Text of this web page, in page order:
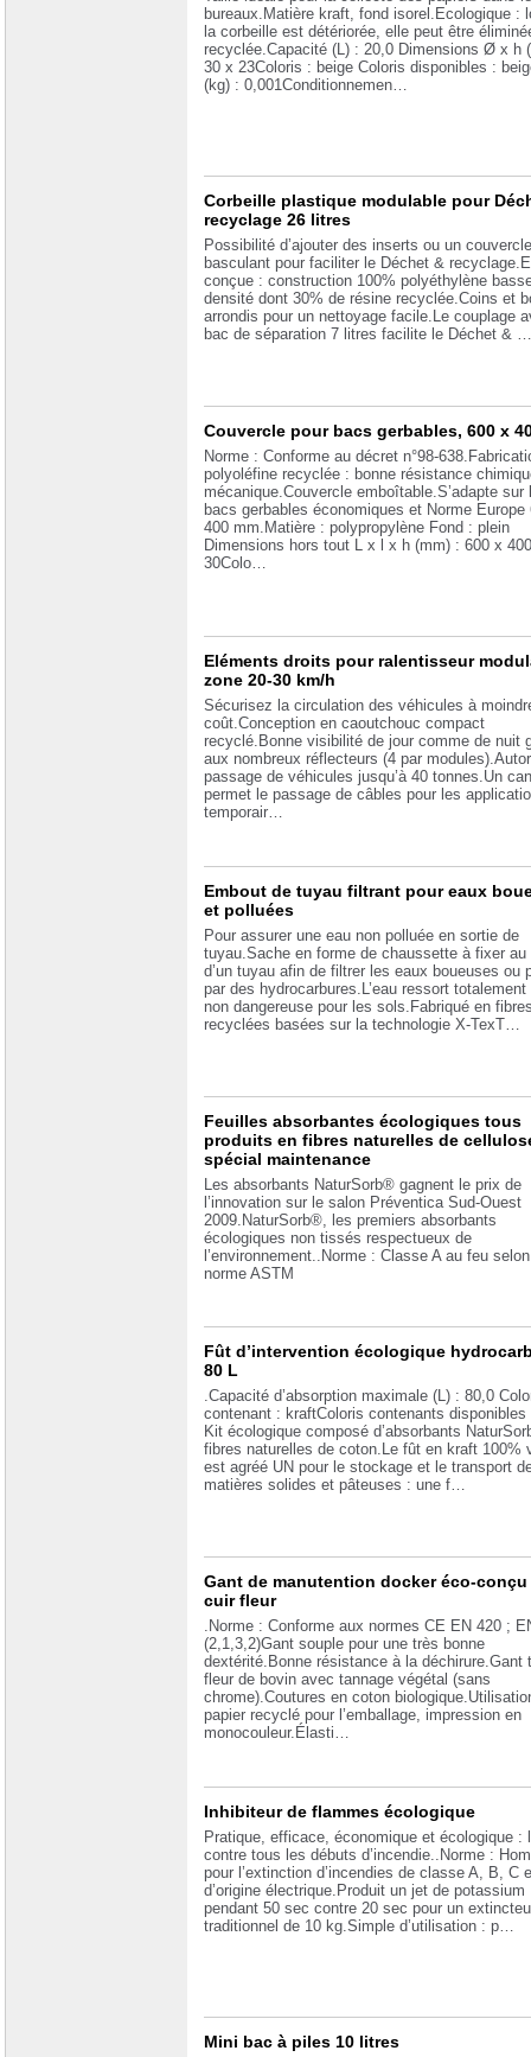
bureaux.Matière kraft, fond isorel.Ecologique :
la corbeille est détériorée, elle peut être
recyclée.Capacité (L) : 20,0 Dimensions Ø x h
30 x 23Coloris : beige Coloris disponibles :
(kg) : 0,001Conditionnemen…
Corbeille plastique modulable pour
recyclage 26 litres
Possibilité d’ajouter des inserts ou un couvercle
basculant pour faciliter le Déchet &
conçue : construction 100% polyéthylène
densité dont 30% de résine recyclée.Coins et
arrondis pour un nettoyage facile.Le couplage
bac de séparation 7 litres facilite le Déchet & …
Couvercle pour bacs gerbables, 600 x
Norme : Conforme au décret n°98-
polyoléfine recyclée : bonne résistance
mécanique.Couvercle emboîtable.S’adapte sur
bacs gerbables économiques et Norme Europe
400 mm.Matière : polypropylène Fond : plein
Dimensions hors tout L x l x h (mm) : 600 x
30Colo…
Eléments droits pour ralentisseur
zone 20-30 km/h
Sécurisez la circulation des véhicules à
coût.Conception en caoutchouc compact
recyclé.Bonne visibilité de jour comme de nuit
aux nombreux réflecteurs (4 par
passage de véhicules jusqu’à 40 tonnes.Un
permet le passage de câbles pour les
temporair…
Embout de tuyau filtrant pour eaux
et polluées
Pour assurer une eau non polluée en sortie de
tuyau.Sache en forme de chaussette à fixer au
d’un tuyau afin de filtrer les eaux boueuses ou
par des hydrocarbures.L’eau ressort
non dangereuse pour les sols.Fabriqué en
recyclées basées sur la technologie X-TexT…
Feuilles absorbantes écologiques tous
produits en fibres naturelles de
spécial maintenance
Les absorbants NaturSorb® gagnent le prix de
l’innovation sur le salon Préventica Sud-Ouest
2009.NaturSorb®, les premiers absorbants
écologiques non tissés respectueux de
l’environnement..Norme : Classe A au feu
norme ASTM
Fût d’intervention écologique
80 L
.Capacité d’absorption maximale (L) : 80,0
contenant : kraftColoris contenants disponibles
Kit écologique composé d’absorbants
fibres naturelles de coton.Le fût en kraft 100%
est agréé UN pour le stockage et le transport
matières solides et pâteuses : une f…
Gant de manutention docker éco-
cuir fleur
.Norme : Conforme aux normes CE EN 420 ;
(2,1,3,2)Gant souple pour une très bonne
dextérité.Bonne résistance à la déchirure.Gant
fleur de bovin avec tannage végétal (sans
chrome).Coutures en coton
papier recyclé pour l’emballage, impression en
monocouleur.Élasti…
Inhibiteur de flammes écologique
Pratique, efficace, économique et écologique :
contre tous les débuts d’incendie..Norme :
pour l’extinction d’incendies de classe A, B, C
d’origine électrique.Produit un jet de potassium
pendant 50 sec contre 20 sec pour un
traditionnel de 10 kg.Simple d’utilisation : p…
Mini bac à piles 10 litres